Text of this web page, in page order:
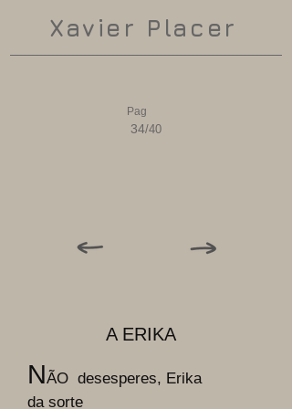
Xavier Placer
A ERIKA
NÃO desesperes, Erika
da sorte
Pag
34/40